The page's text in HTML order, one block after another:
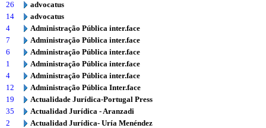
26
advocatus
14
advocatus
4
Administração Pública inter.face
7
Administração Pública inter.face
6
Administração Pública inter.face
1
Administração Pública inter.face
4
Administração Pública inter.face
12
Administração Pública Inter.face
19
Actualidade Jurídica-Portugal Press
35
Actualidad Jurídica - Aranzadi
2
Actualidad Jurídica- Uría Menéndez